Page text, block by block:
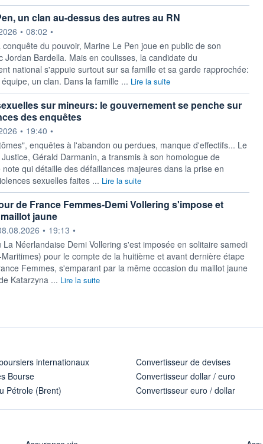
un clan au-dessus des autres au RN
par
• 08:02 •
conquête du pouvoir, Marine Le Pen joue en public de son
Jordan Bardella. Mais en coulisses, la candidate du
national s'appuie surtout sur sa famille et sa garde rapprochée:
un clan. Dans la famille ... Lire la suite
sur mineurs: le gouvernement se penche sur
des enquêtes
par
• 19:40 •
enquêtes à l'abandon ou perdues, manque d'effectifs... Le
Gérald Darmanin, a transmis à son homologue de
qui détaille des défaillances majeures dans la prise en
sexuelles faites ... Lire la suite
de France Femmes-Demi Vollering s'impose et
jaune
par • 19:13 •
Néerlandaise Demi Vollering s'est imposée en solitaire ‌samedi
pour le compte de la huitième et avant dernière étape
Femmes, s'emparant par la même ​occasion du maillot jaune
Katarzyna ... Lire la suite
internationaux
Bourse
Pétrole (Brent)
Convertisseur de devises
Convertisseur dollar / euro
Convertisseur euro / dollar